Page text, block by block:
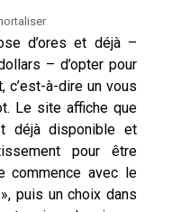
d’ores et déjà –
– d’opter pour
c’est-à-dire un vous
Le site affiche que
déjà disponible et
pour être
commence avec le
», puis un choix dans